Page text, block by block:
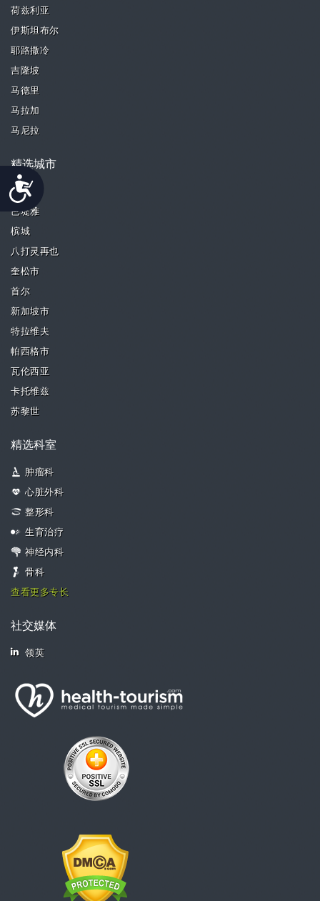
Accessibility
荷兹利亚
伊斯坦布尔
耶路撒冷
吉隆坡
马德里
马拉加
马尼拉
精选城市
新德里
芭堤雅
槟城
八打灵再也
奎松市
首尔
新加坡市
特拉维夫
帕西格市
瓦伦西亚
卡托维兹
苏黎世
精选科室
肿瘤科
心脏外科
整形科
生育治疗
神经内科
骨科
查看更多专长
社交媒体
领英